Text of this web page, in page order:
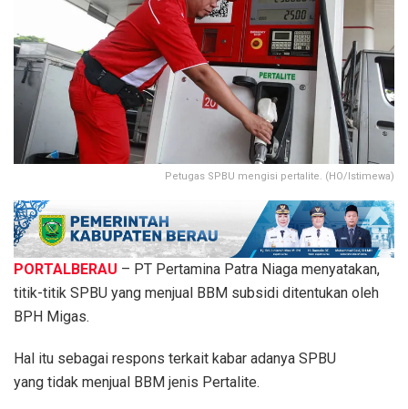
Petugas SPBU mengisi pertalite. (HO/Istimewa)
PORTALBERAU – PT Pertamina Patra Niaga menyatakan,
titik-titik SPBU yang menjual BBM subsidi ditentukan oleh
BPH Migas.
Hal itu sebagai respons terkait kabar adanya SPBU
yang tidak menjual BBM jenis Pertalite.